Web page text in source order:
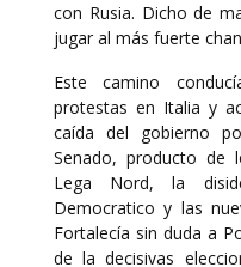
con Rusia. Dicho de
jugar al más fuerte
Este camino
protestas en Italia y
caída del gobierno
Senado, producto de
Lega Nord, la
Democratico y las
Fortalecía sin duda a
de la decisivas